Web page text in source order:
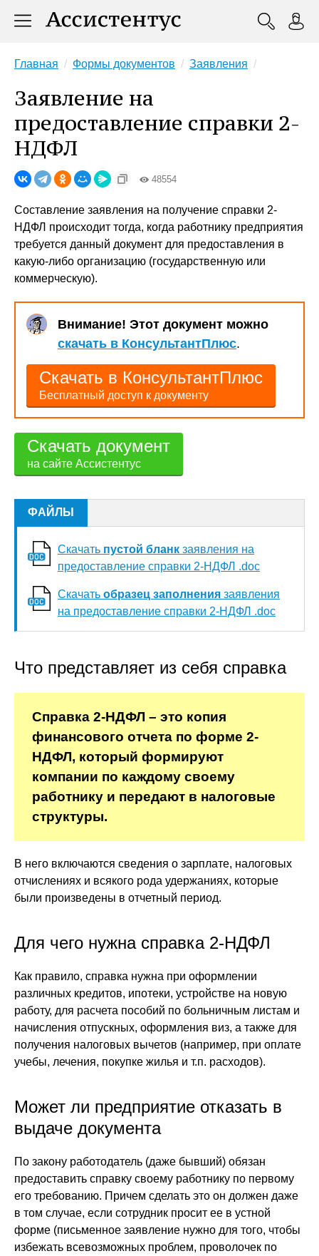
Главная Формы документов Заявления
Заявление на
предоставление справки 2-
НДФЛ
48554
Составление заявления на получение справки 2-
НДФЛ происходит тогда, когда работнику предприятия
требуется данный документ для предоставления в
какую-либо организацию (государственную или
коммерческую).
Внимание! Этот документ можно
скачать в КонсультантПлюс.
Скачать в КонсультантПлюс
Бесплатный доступ к документу
Скачать документ
на сайте Ассистентус
ФАЙЛЫ
Скачать пустой бланк заявления на
предоставление справки 2-НДФЛ .doc
Скачать образец заполнения заявления
на предоставление справки 2-НДФЛ .doc
Что представляет из себя справка
Справка 2-НДФЛ – это копия
финансового отчета по форме 2-
НДФЛ, который формируют
компании по каждому своему
работнику и передают в налоговые
структуры.
В него включаются сведения о зарплате, налоговых
отчислениях и всякого рода удержаниях, которые
были произведены в отчетный период.
Для чего нужна справка 2-НДФЛ
Как правило, справка нужна при оформлении
различных кредитов, ипотеки, устройстве на новую
работу, для расчета пособий по больничным листам и
начисления отпускных, оформления виз, а также для
получения налоговых вычетов (например, при оплате
учебы, лечения, покупке жилья и т.п. расходов).
Может ли предприятие отказать в
выдаче документа
По закону работодатель (даже бывший) обязан
предоставить справку своему работнику по первому
его требованию. Причем сделать это он должен даже
в том случае, если сотрудник просит ее в устной
форме (письменное заявление нужно для того, чтобы
избежать всевозможных проблем, проволочек по